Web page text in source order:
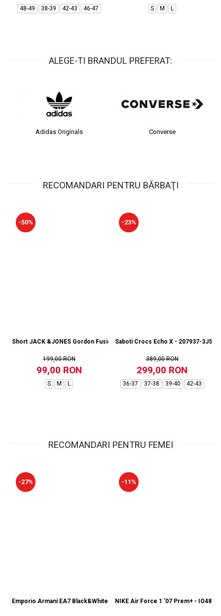
48-49 38-39 42-43 46-47 S M L
ALEGE-TI BRANDUL PREFERAT:
Adidas Originals Converse
RECOMANDARI PENTRU BĂRBAŢI
-50%
Short JACK &JONES Gordon Fusion SN RP - 12273304-Black RP
199,00 RON
99,00 RON
S M L
-23%
Saboti Crocs Echo X - 207937-3J5
389,00 RON
299,00 RON
36-37 37-38 39-40 42-43
RECOMANDARI PENTRU FEMEI
-27%
Emporio Armani EA7 Black&White Vintage NY - AF18609-7X000541-
-11%
NIKE Air Force 1 '07 Prem+ -